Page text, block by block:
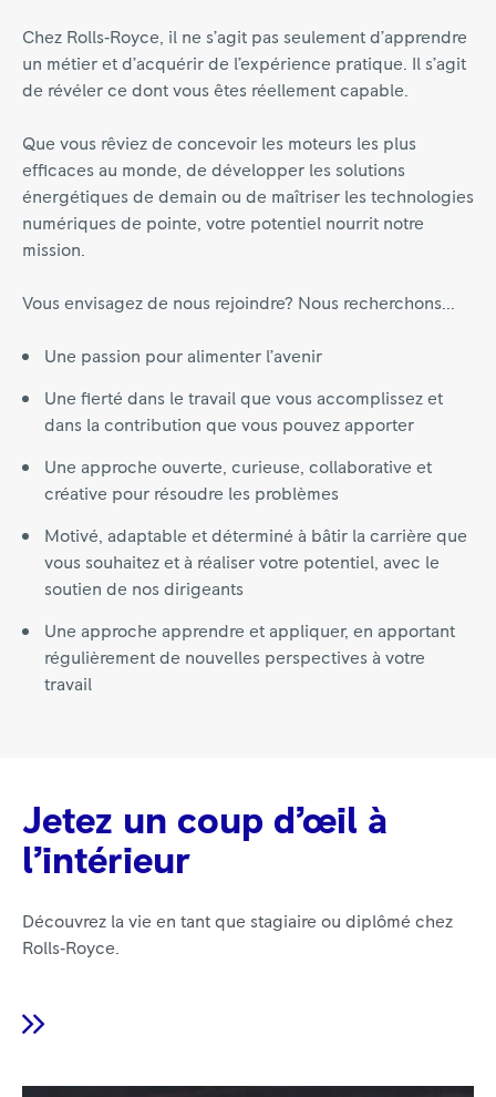
Chez Rolls‑Royce, il ne s’agit pas seulement d’apprendre
un métier et d’acquérir de l’expérience pratique. Il s’agit
de révéler ce dont vous êtes réellement capable.
Que vous rêviez de concevoir les moteurs les plus
efficaces au monde, de développer les solutions
énergétiques de demain ou de maîtriser les technologies
numériques de pointe, votre potentiel nourrit notre
mission.
Vous envisagez de nous rejoindre? Nous recherchons...
Une passion pour alimenter l’avenir
Une fierté dans le travail que vous accomplissez et
dans la contribution que vous pouvez apporter
Une approche ouverte, curieuse, collaborative et
créative pour résoudre les problèmes
Motivé, adaptable et déterminé à bâtir la carrière que
vous souhaitez et à réaliser votre potentiel, avec le
soutien de nos dirigeants
Une approche apprendre et appliquer, en apportant
régulièrement de nouvelles perspectives à votre
travail
Jetez un coup d’œil à
l’intérieur
Découvrez la vie en tant que stagiaire ou diplômé chez
Rolls‑Royce.